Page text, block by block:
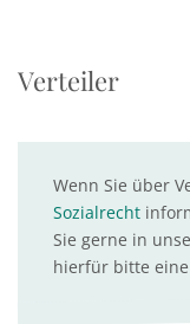
Verteiler
Wenn Sie über
Sozialrecht
Sie gerne in
hierfür bitte